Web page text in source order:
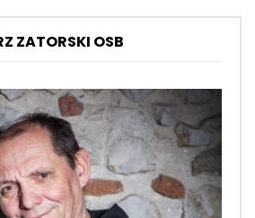
ZATORSKI OSB